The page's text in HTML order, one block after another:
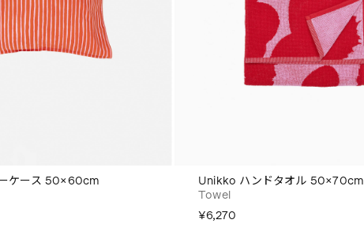
ケース 50×60cm
Unikko ハンドタオル 50×70cm
Towel
¥6,270